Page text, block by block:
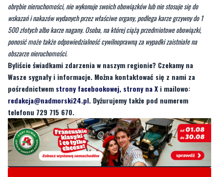
obrębie nieruchomości, nie wykonuje swoich obowiązków lub nie stosuje się do
wskazań i nakazów wydanych przez właściwe organy, podlega karze grzywny do 1
500 złotych albo karze nagany. Osoba, na której ciążą przedmiotowe obowiązki,
ponosić może także odpowiedzialność cywilnoprawną za wypadki zaistniałe na
obszarze nieruchomości.
Byliście świadkami zdarzenia w naszym regionie? Czekamy na
Wasze sygnały i informacje. Można kontaktować się z nami za
pośrednictwem strony facebookowej, strony na X i mailowo:
redakcja@nadmorski24.pl. Dyżurujemy także pod numerem
telefonu 729 715 670.